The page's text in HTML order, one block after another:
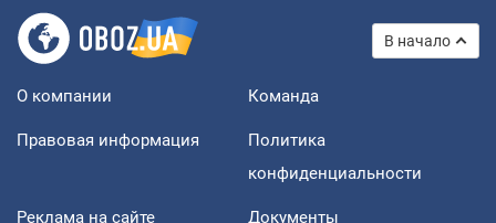
В начало
О компании Команда
Правовая информация
Политика
конфиденциальности
Реклама на сайте Документы